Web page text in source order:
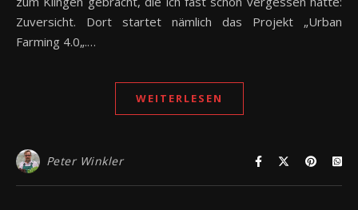
Zuversicht. Dort startet nämlich das Projekt „Urban
Farming 4.0„.…
WEITERLESEN
Peter Winkler